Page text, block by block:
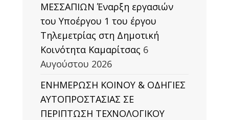
ΜΕΣΣΑΠΙΩΝ Έναρξη εργασιών
του Υποέργου 1 του έργου
Τηλεμετρίας στη Δημοτική
Κοινότητα Καμαρίτσας 6
Αυγούστου 2026
ΕΝΗΜΕΡΩΣΗ ΚΟΙΝΟΥ & ΟΔΗΓΙΕΣ
ΑΥΤΟΠΡΟΣΤΑΣΙΑΣ ΣΕ
ΠΕΡΙΠΤΩΣΗ ΤΕΧΝΟΛΟΓΙΚΟΥ